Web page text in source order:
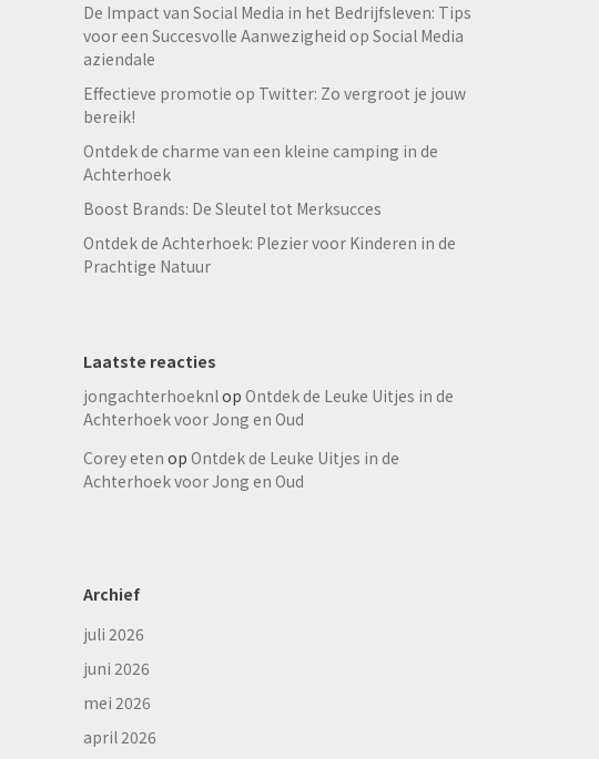
De Impact van Social Media in het Bedrijfsleven: Tips
voor een Succesvolle Aanwezigheid op Social Media
aziendale
Effectieve promotie op Twitter: Zo vergroot je jouw
bereik!
Ontdek de charme van een kleine camping in de
Achterhoek
Boost Brands: De Sleutel tot Merksucces
Ontdek de Achterhoek: Plezier voor Kinderen in de
Prachtige Natuur
Laatste reacties
jongachterhoeknlop Ontdek de Leuke Uitjes in de
Achterhoek voor Jong en Oud
Corey eten op Ontdek de Leuke Uitjes in de
Achterhoek voor Jong en Oud
Archief
juli 2026
juni 2026
mei 2026
april 2026